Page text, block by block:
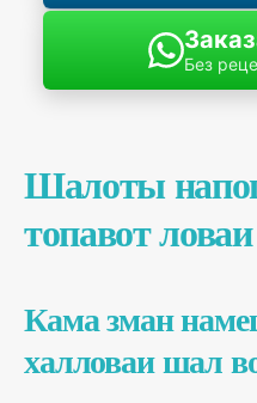
Без
Шалоты
топавот ловаи
Кама зман
халловаи шал